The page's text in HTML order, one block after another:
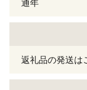
通年
返礼品の発送は